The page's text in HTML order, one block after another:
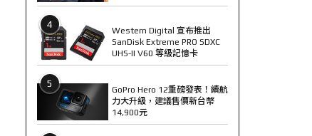
4
Western Digital 宣布推出
SanDisk Extreme PRO SDXC
UHS-II V60 等級記憶卡
5
GoPro Hero 12重磅發表！續航
力大升級，建議售價新台幣
14,900元